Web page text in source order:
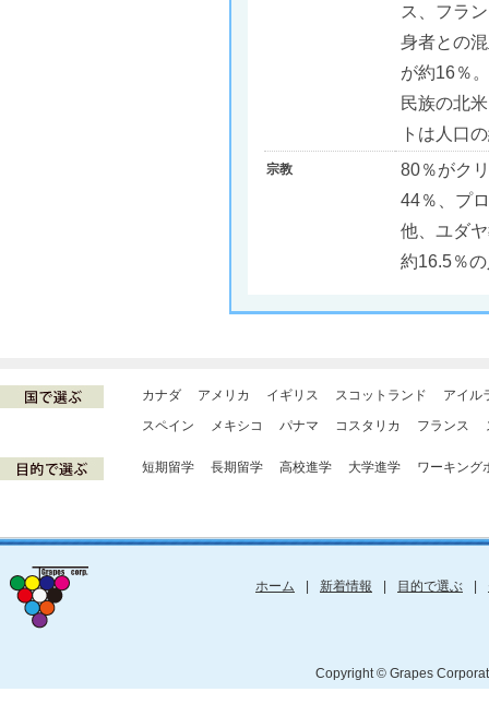
ス、フラ
身者との
が約16％
民族の北
トは人口
宗教
80％がク
44％、プ
他、ユダ
約16.5％
カナダ アメリカ イギリス スコットランド
アイル
スペイン
メキシコ パナマ コスタリカ フランス
短期留学 長期留学 高校進学 大学進学 ワーキング
ホーム 新着情報 目的で選ぶ
Copyright © Grapes